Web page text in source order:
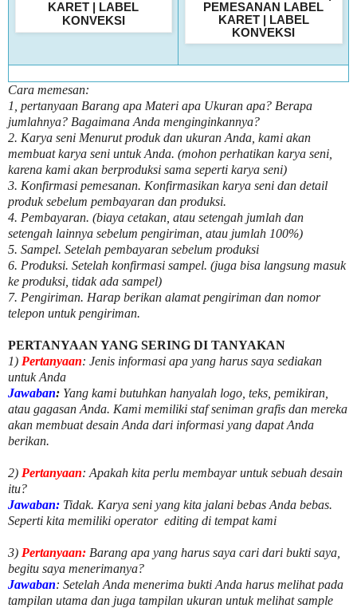
KARET | LABEL
KONVEKSI
PEMESANAN LABEL
KARET | LABEL
KONVEKSI
Cara memesan:
1, pertanyaan Barang apa Materi apa Ukuran apa? Berapa
jumlahnya? Bagaimana Anda menginginkannya?
2. Karya seni Menurut produk dan ukuran Anda, kami akan
membuat karya seni untuk Anda. (mohon perhatikan karya seni,
karena kami akan berproduksi sama seperti karya seni)
3. Konfirmasi pemesanan. Konfirmasikan karya seni dan detail
produk sebelum pembayaran dan produksi.
4. Pembayaran. (biaya cetakan, atau setengah jumlah dan
setengah lainnya sebelum pengiriman, atau jumlah 100%)
5. Sampel. Setelah pembayaran sebelum produksi
6. Produksi. Setelah konfirmasi sampel. (juga bisa langsung masuk
ke produksi, tidak ada sampel)
7. Pengiriman. Harap berikan alamat pengiriman dan nomor
telepon untuk pengiriman.
PERTANYAAN YANG SERING DI TANYAKAN
1) Pertanyaan: Jenis informasi apa yang harus saya sediakan
untuk Anda
Jawaban: Yang kami butuhkan hanyalah logo, teks, pemikiran,
atau gagasan Anda. Kami memiliki staf seniman grafis dan mereka
akan membuat desain Anda dari informasi yang dapat Anda
berikan.
2) Pertanyaan: Apakah kita perlu membayar untuksebuah desain
itu?
Jawaban: Tidak. Karya seni yang kita jalani bebas Anda bebas.
Seperti kita memiliki operator editing di tempat kami
3) Pertanyaan: Barang apa yang harus saya cari dari bukti saya,
begitu saya menerimanya?
Jawaban: Setelah Anda menerima bukti Anda harus melihat pada
tampilan utama dan juga tampilan ukuran untuk melihatsample